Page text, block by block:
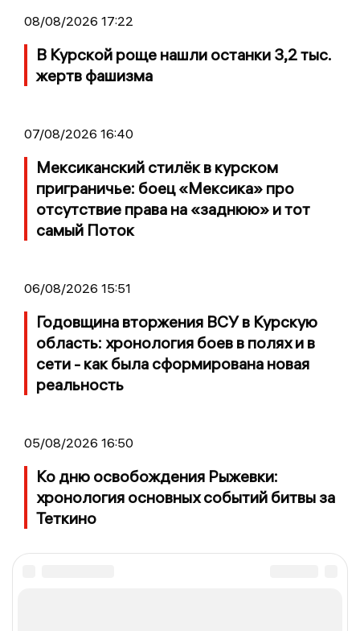
08/08/2026 17:22
В Курской роще нашли останки 3,2 тыс.
жертв фашизма
07/08/2026 16:40
Мексиканский стилёк в курском
приграничье: боец «Мексика» про
отсутствие права на «заднюю» и тот
самый Поток
06/08/2026 15:51
Годовщина вторжения ВСУ в Курскую
область: хронология боев в полях и в
сети - как была сформирована новая
реальность
05/08/2026 16:50
Ко дню освобождения Рыжевки:
хронология основных событий битвы за
Теткино